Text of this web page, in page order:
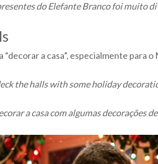
do Elefante Branco foi muito
“decorar a casa”, especialmente para
the halls with some holiday
a casa com algumas decorações